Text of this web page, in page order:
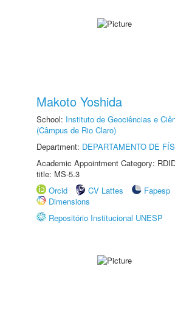
Makoto Yoshida
School: Instituto de Geociências e
(Câmpus de Rio Claro)
Department: DEPARTAMENTO DE
Academic Appointment Category:
title: MS-5.3
Orcid
CV Lattes
Fapesp
Dimensions
Repositório Institucional UNESP